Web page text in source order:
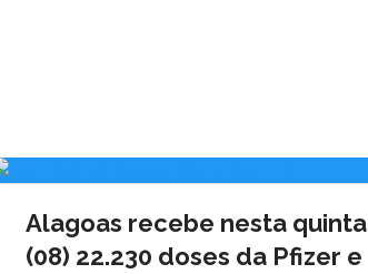
Alagoas recebe nesta quinta
(08) 22.230 doses da Pfizer e